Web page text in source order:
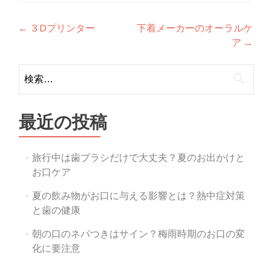
投
ナ
ビ
ゲ
ー
シ
ョ
ン
← ３Dプリンター
下着メーカーのオーラルケ
ア →
索:
最近の投稿
旅行中は歯ブラシだけで大丈夫？夏のお出かけと
お口ケア
夏の飲み物がお口に与える影響とは？熱中症対策
と歯の健康
朝の口のネバつきはサイン？梅雨時期のお口の変
化に要注意